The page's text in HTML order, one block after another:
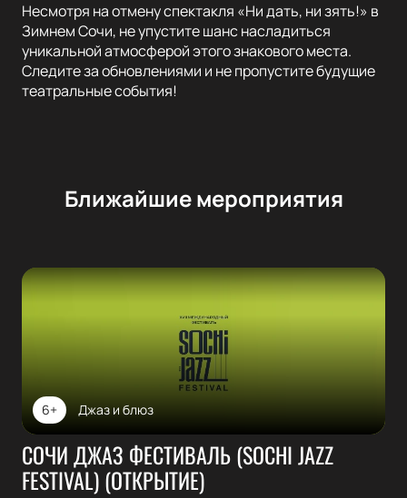
Несмотря на отмену спектакля «Ни дать, ни зять!» в
Зимнем Сочи, не упустите шанс насладиться
уникальной атмосферой этого знакового места.
Следите за обновлениями и не пропустите будущие
театральные события!
Ближайшие мероприятия
Джаз и блюз
6+
СОЧИ ДЖАЗ ФЕСТИВАЛЬ (SOCHI JAZZ
FESTIVAL) (ОТКРЫТИЕ)